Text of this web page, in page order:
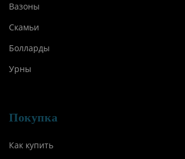
Вазоны
Скамьи
Болларды
Урны
Покупка
Как купить